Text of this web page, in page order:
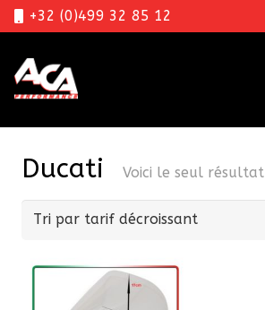
+32 (0)499 32 85 12
Ducati Voici le seul résultat